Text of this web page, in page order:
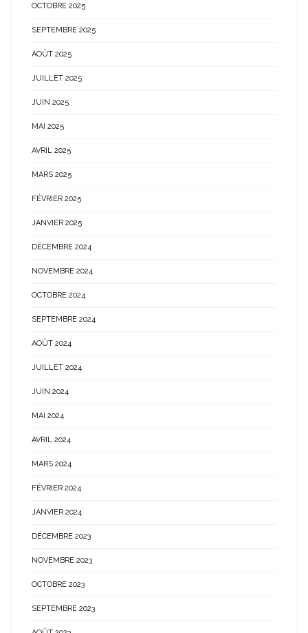
OCTOBRE 2025
SEPTEMBRE 2025
AOÛT 2025
JUILLET 2025
JUIN 2025
MAI 2025
AVRIL 2025
MARS 2025
FÉVRIER 2025
JANVIER 2025
DÉCEMBRE 2024
NOVEMBRE 2024
OCTOBRE 2024
SEPTEMBRE 2024
AOÛT 2024
JUILLET 2024
JUIN 2024
MAI 2024
AVRIL 2024
MARS 2024
FÉVRIER 2024
JANVIER 2024
DÉCEMBRE 2023
NOVEMBRE 2023
OCTOBRE 2023
SEPTEMBRE 2023